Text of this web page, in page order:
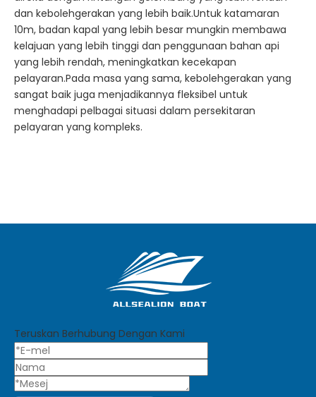
dan kebolehgerakan yang lebih baik.Untuk katamaran
10m, badan kapal yang lebih besar mungkin membawa
kelajuan yang lebih tinggi dan penggunaan bahan api
yang lebih rendah, meningkatkan kecekapan
pelayaran.Pada masa yang sama, kebolehgerakan yang
sangat baik juga menjadikannya fleksibel untuk
menghadapi pelbagai situasi dalam persekitaran
pelayaran yang kompleks.
Teruskan Berhubung Dengan Kami